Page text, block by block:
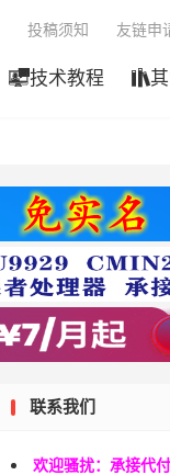
技术教程 
投稿须知 友链申
联系我们
欢迎骚扰：承接代